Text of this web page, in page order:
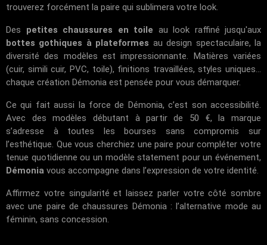
trouverez forcément la paire qui sublimera votre look.
Des petites chaussures en toile au look raffiné jusqu'aux
bottes gothiques à plateformes au design spectaculaire, la
diversité des modèles est impressionnante. Matières variées
(cuir, simili cuir, PVC, toile), finitions travaillées, styles uniques...
chaque création Démonia est pensée pour vous démarquer.
Ce qui fait aussi la force de Démonia, c’est son accessibilité.
Avec des modèles débutant à partir de 50 €, la marque
s’adresse à toutes les bourses sans compromis sur
l’esthétique. Que vous cherchiez une paire pour compléter votre
tenue quotidienne ou un modèle statement pour un événement,
Démonia vous accompagne dans l’expression de votre identité.
Affirmez votre singularité et laissez parler votre côté sombre
avec une paire de chaussures Démonia : l’alternative mode au
féminin, sans concession.